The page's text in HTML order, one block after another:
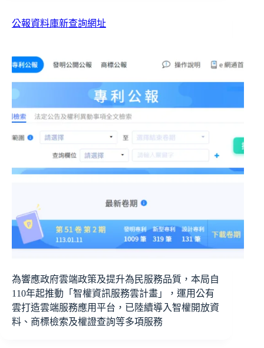
公報資料庫新查詢網址
為響應政府雲端政策及提升為民服務品質，本局自
110年起推動「智權資訊服務雲計畫」，運用公有
雲打造雲端服務應用平台，已陸續導入智權開放資
料、商標檢索及權證查詢等多項服務